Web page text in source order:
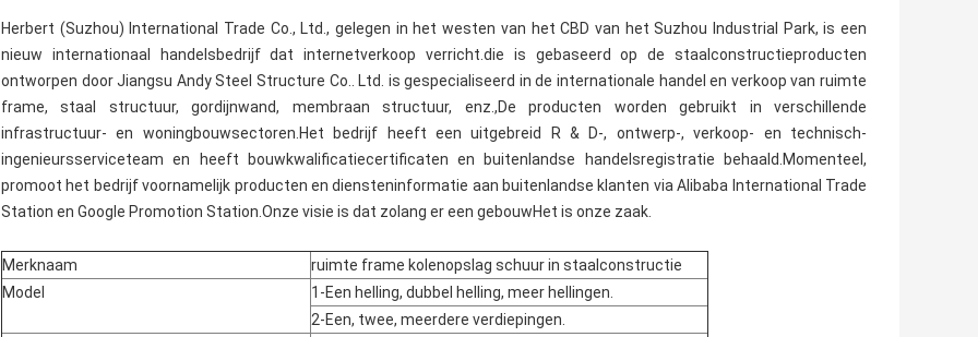
Herbert (Suzhou) International Trade Co., Ltd., gelegen in het westen van het CBD van het Suzhou Industrial Park, is een
nieuw internationaal handelsbedrijf dat internetverkoop verricht.die is gebaseerd op de staalconstructieproducten
ontworpen door Jiangsu Andy Steel Structure Co.. Ltd. is gespecialiseerd in de internationale handel en verkoop van ruimte
frame, staal structuur, gordijnwand, membraan structuur, enz.,De producten worden gebruikt in verschillende
infrastructuur- en woningbouwsectoren.Het bedrijf heeft een uitgebreid R & D-, ontwerp-, verkoop- en technisch-
ingenieursserviceteam en heeft bouwkwalificatiecertificaten en buitenlandse handelsregistratie behaald.Momenteel,
promoot het bedrijf voornamelijk producten en diensteninformatie aan buitenlandse klanten via Alibaba International Trade
Station en Google Promotion Station.Onze visie is dat zolang er een gebouwHet is onze zaak.
Merknaam
ruimte frame kolenopslag schuur in staalconstructie
Model
1-Een helling, dubbel helling, meer hellingen.
2-Een, twee, meerdere verdiepingen.